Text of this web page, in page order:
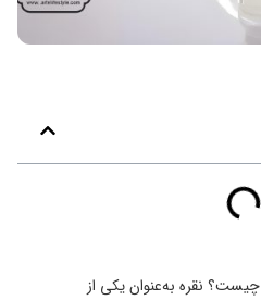
چیست؟ نقره به‌عنوان یکی از